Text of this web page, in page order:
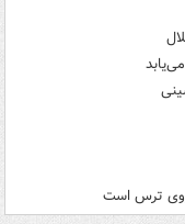
روی ترس است